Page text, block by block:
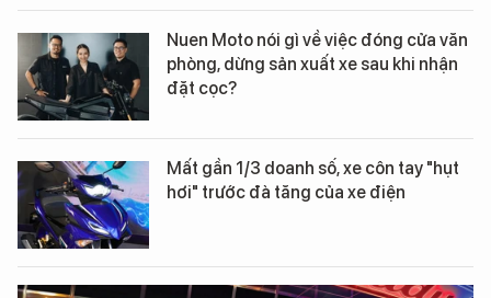
Nuen Moto nói gì về việc đóng cửa văn
phòng, dừng sản xuất xe sau khi nhận
đặt cọc?
Mất gần 1/3 doanh số, xe côn tay "hụt
hơi" trước đà tăng của xe điện